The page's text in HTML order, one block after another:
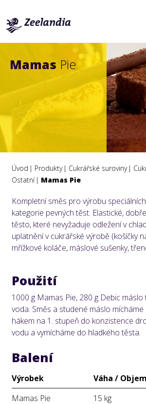
Mamas Pie
Úvod Produkty Cukrářské suroviny
Ostatní
Mamas Pie
Kompletní směs pro výrobu
kategorie pevných těst. Elastické,
těsto, které nevyžaduje odležení v
uplatnění v cukrářské výrobě (košíčky
mřížkové koláče, máslové sušenky,
Použití
1000 g Mamas Pie, 280 g Debic máslo
voda. Směs a studené máslo
hákem na 1. stupeň do konzistence
vodu a vymícháme do hladkého těsta.
Balení
Výrobek
Váha / Objem
Mamas Pie
15 kg